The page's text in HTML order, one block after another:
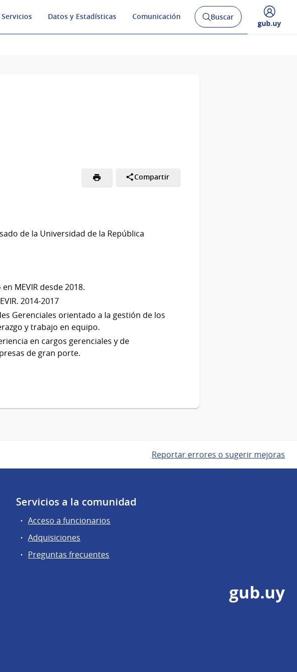
Datos y Estadísticas Comunicación
Abrir
buscador
Buscar
Desplegar
gub.uy
Compartir
de la Universidad de la República
MEVIR desde 2018.
2014-2017
Gerenciales orientado a la gestión de los
y trabajo en equipo.
en cargos gerenciales y de
de gran porte.
Reportar errores o sugerir mejoras
Servicios a la comunidad
Acceso a funcionarios
Adquisiciones
Preguntas frecuentes
gub.uy